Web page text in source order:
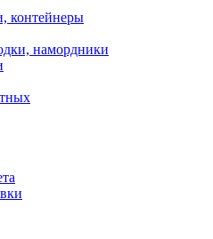
контейнеры
намордники